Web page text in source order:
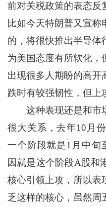
前对关税政策的表态反
比如今天特朗普又宣
的，将很快推出半导体
为美国态度有所软化，
出现很多人期盼的高开
跌时有较强韧性，但上
这种表现还是和市
很大关系，去年10月
一个阶段就是1月中旬
因就是这个阶段A股和
核心引领上攻，所以表
乏这样的核心，虽然周